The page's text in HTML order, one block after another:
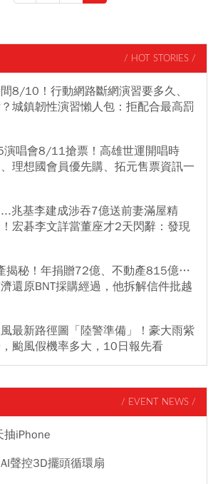
/ HOT STORIES /
8/10！行動網路斷網演習要多久、
城鎮韌性演習懶人包：拒配合最高罰
演唱會8/11搶票！高雄世運開唱時
理想國會員優先購、拓元售票資訊一
兆基李建成涉吞7億送前妻滿屋精
宏碁李文詳當董座才2天閃辭：發現
揭秘！年捐贈72億、不動產815億…
還原BNT採購經過，他拆解信件批越
最新路徑圖「陸警準備」！豪大雨紫
颱風假機率多大，10日報先看
/ EVENT NEWS /
抽iPhone
聲控3D擺頭循環扇